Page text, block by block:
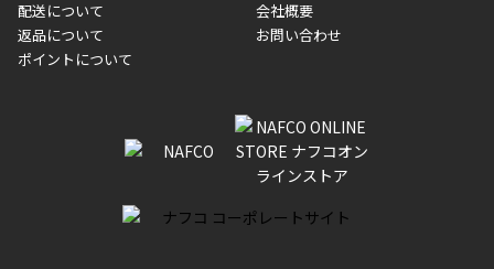
■店舗受取をご選択いただいた場合
ご注文が確認出来次第、お受取される店舗在庫を使用してご準備
をさせていただきます。店舗に在庫がない場合は店舗よりお取り
いただく場合がございます。店舗準備でのお渡しとなる為、商品
のみの受け渡しとなります。（箱や納品書は付属しておりませ
ん）店舗で準備が出来次第、メールにてご連絡させていただきま
配送について
返品について
ポイントについて
会社概要
お問い合わせ